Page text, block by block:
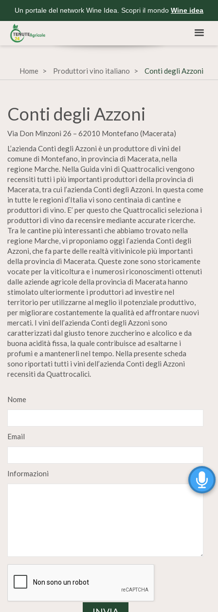
Un portale del network Wine Idea. Scopri il mondo Wine idea
Home Produttori vino italiano Conti degli Azzoni
Conti degli Azzoni
Via Don Minzoni 26 – 62010 Montefano (Macerata)
L’azienda Conti degli Azzoni è un produttore di vini del
comune di Montefano, in provincia di Macerata, nella
regione Marche. Nella Guida vini di Quattrocalici vengono
recensiti tutti i più importanti produttori della provincia di
Macerata, tra cui l’azienda Conti degli Azzoni. In questa come
in tutte le regioni d’Italia vi sono centinaia di cantine e
produttori di vino. E’ per questo che Quattrocalici seleziona i
produttori di vino da recensire mediante accurate ricerche.
Tra le cantine più interessanti che abbiamo trovato nella
regione Marche, vi proponiamo oggi l’azienda Conti degli
Azzoni, che fa parte delle realtà vitivinicole più importanti
della provincia di Macerata. Queste zone sono storicamente
vocate per la viticoltura e i numerosi riconoscimenti ottenuti
dalle aziende agricole della provincia di Macerata hanno
stimolato ulteriormente i produttori ad investire nel
territorio per utilizzarne al meglio il potenziale produttivo,
per migliorare costantemente la qualità ed affrontare nuovi
mercati. I vini dell’azienda Conti degli Azzoni sono
caratterizzati dal giusto tenore zuccherino e alcolico e da
buona acidità fissa, la quale contribuisce ad esaltarne i
profumi e a mantenerli nel tempo. Nella presente scheda
sono riportati tutti i vini dell’azienda Conti degli Azzoni
recensiti da Quattrocalici.
Nome
Email
Informazioni